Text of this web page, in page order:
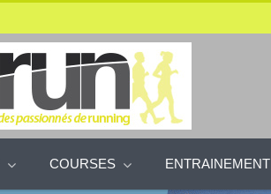
COURSES ENTRAINEMENT